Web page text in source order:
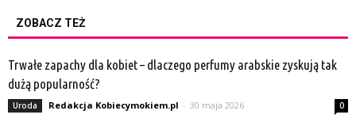
ZOBACZ TEŻ
Trwałe zapachy dla kobiet – dlaczego perfumy arabskie zyskują tak
dużą popularność?
Uroda Redakcja Kobiecymokiem.pl - 30 maja 2026 0